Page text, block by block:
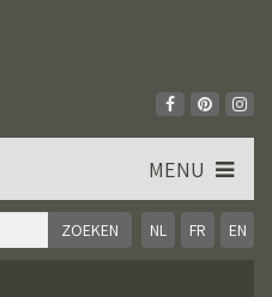
NL FR EN
MENU